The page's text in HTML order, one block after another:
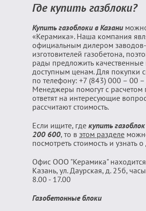
Где купить газблоки?
Купить газоблоки в Казани
«Керамика». Наша компания
официальным дилером заводов-
изготовителей газобетона,
рады предложить качественные
доступным ценам. Для покупки
по телефону: +7 (843) 000 – 00 –
Менеджеры помогут с расчетом
ответят на интересующие
рассчитают стоимость.
Если ищите, где купить
200 600, то в этом разделе
посмотреть стоимость и узнать о
Офис ООО "Керамика"
Казань, ул. Даурская, д. 25б,
8.00 - 17.00
Газобетонные блоки